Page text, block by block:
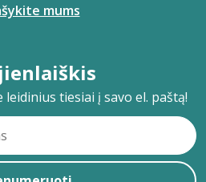
mums
tiesiai į savo el. paštą!